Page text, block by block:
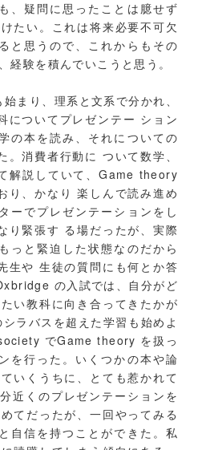
、疑問に思ったことは臆せず
たい。これは将来必要不可欠
と思うので、これからもその
経験を積んでいこうと思う。
まり、理系と文系で分かれ、
についてプレゼンテー ション
の本を読み、それについての
。消費者行動に ついて数学、
解説していて、Game theory
り、かなり 楽しんで読み進め
ーでプレゼンテーションをし
り緊張す る場だったが、実際
っと緊迫した状態なのだから
生や 生徒の質問にも何とか答
の入試では、自分がど
い教科に向き合ってきたかが
ラバスを超えた学習も始めよ
でGame theory を扱っ
を行った。いくつかの本や論
いくうちに、とても惹かれて
近くのプレゼンテーションを
てだったが、一回やってみる
自信を持つことができた。私